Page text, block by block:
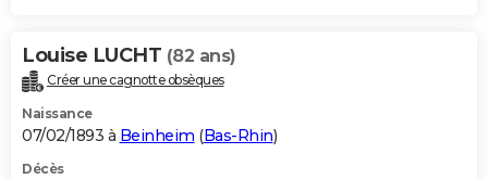
Louise LUCHT (82 ans)
Créer une cagnotte obsèques
Naissance
07/02/1893 à Beinheim (Bas-Rhin)
Décès